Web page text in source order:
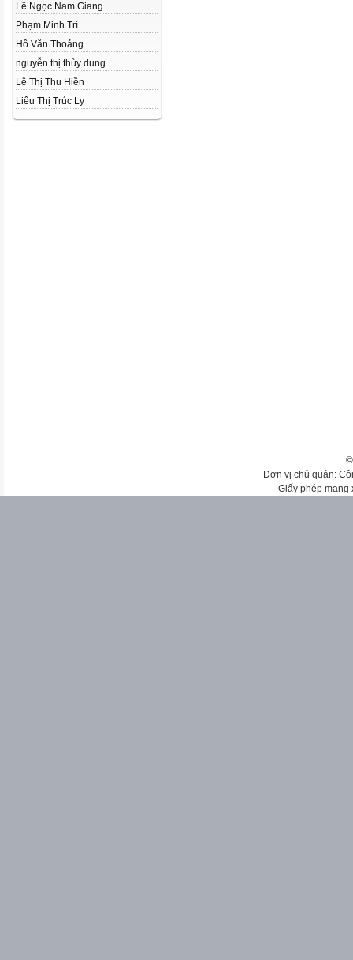
Lê Ngọc Nam Giang
Phạm Minh Trí
Hồ Văn Thoảng
nguyễn thị thùy dung
Lê Thị Thu Hiền
Liêu Thị Trúc Ly
Đơn vị chủ quản:
Giấy phép mạng